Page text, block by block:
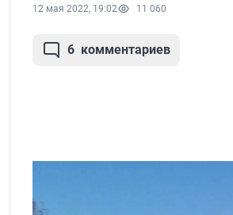
12 мая 2022, 19:02 11 060
6 комментариев